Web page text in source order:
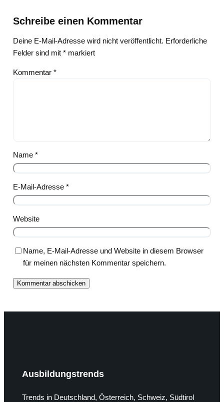
Schreibe einen Kommentar
Deine E-Mail-Adresse wird nicht veröffentlicht. Erforderliche
Felder sind mit *markiert
Kommentar *
Name *
E-Mail-Adresse *
Website
Name, E-Mail-Adresse und Website in diesem Browser
für meinen nächsten Kommentar speichern.
Ausbildungstrends
Trends in Deutschland, Österreich, Schweiz, Südtirol